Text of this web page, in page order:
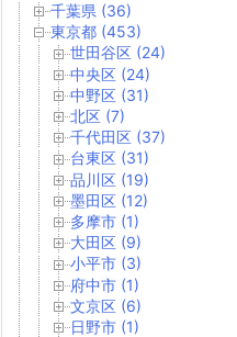
千葉県 (36)
東京都 (453)
世田谷区 (24)
中央区 (24)
中野区 (31)
北区 (7)
千代田区 (37)
台東区 (31)
品川区 (19)
墨田区 (12)
多摩市 (1)
大田区 (9)
小平市 (3)
府中市 (1)
文京区 (6)
日野市 (1)